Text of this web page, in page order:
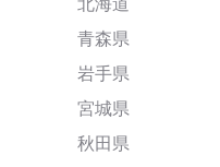
青森県
岩手県
宮城県
秋田県